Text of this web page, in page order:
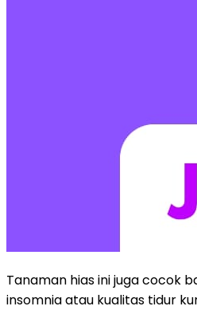
Tanaman hias ini juga cocok
insomnia atau kualitas tidur